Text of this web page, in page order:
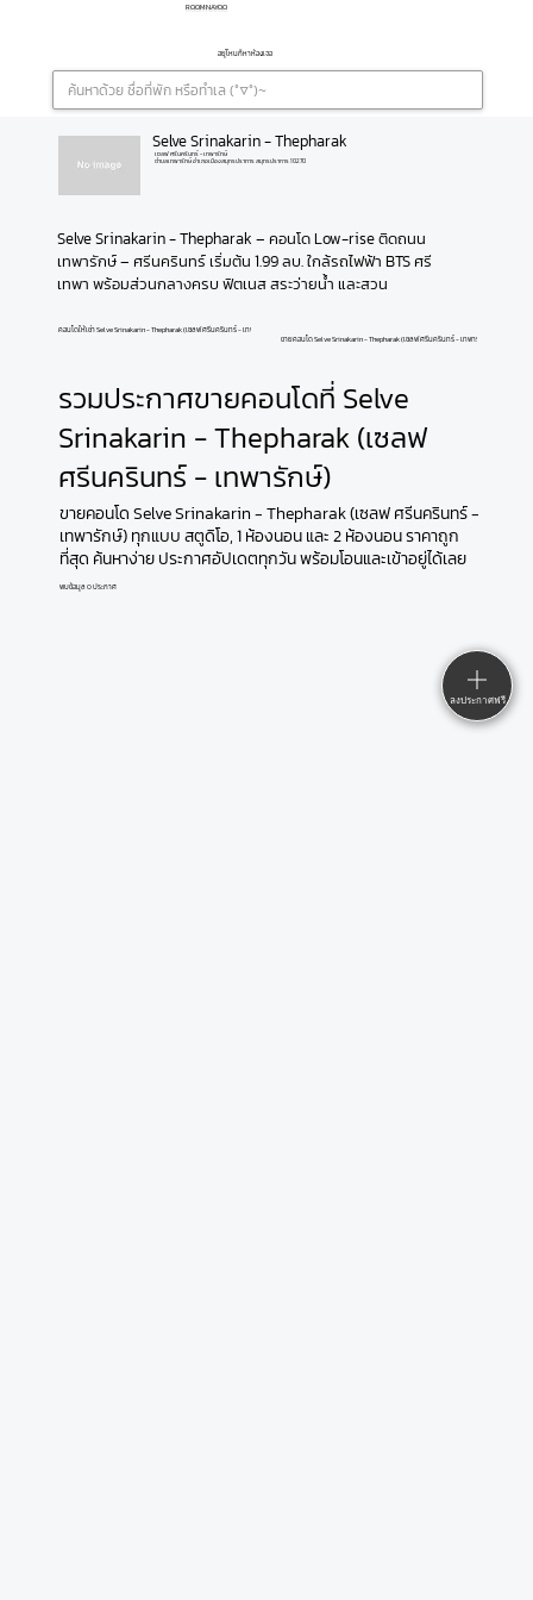
ROOMNAYOO
อยู่ไหนก็หาห้องเจอ
Selve Srinakarin - Thepharak
เซลฟ ศรีนครินทร์ - เทพารักษ์
ตำบลเทพารักษ์ อำเภอเมืองสมุทรปราการ สมุทรปราการ 10270
Selve Srinakarin - Thepharak – คอนโด Low-rise ติดถนน
เทพารักษ์ – ศรีนครินทร์ เริ่มต้น 1.99 ลบ. ใกล้รถไฟฟ้า BTS ศรี
เทพา พร้อมส่วนกลางครบ ฟิตเนส สระว่ายน้ำ และสวน
คอนโดให้เช่า Selve Srinakarin - Thepharak (เซลฟ ศรีนครินทร์ - เทพารักษ์)
ขายคอนโด Selve Srinakarin - Thepharak (เซลฟ ศรีนครินทร์ - เทพารักษ์)
รวมประกาศขายคอนโดที่ Selve
Srinakarin - Thepharak (เซลฟ
ศรีนครินทร์ - เทพารักษ์)
ขายคอนโด Selve Srinakarin - Thepharak (เซลฟ ศรีนครินทร์ -
เทพารักษ์) ทุกแบบ สตูดิโอ, 1 ห้องนอน และ 2 ห้องนอน ราคาถูก
ที่สุด ค้นหาง่าย ประกาศอัปเดตทุกวัน พร้อมโอนและเข้าอยู่ได้เลย
พบข้อมูล 0 ประกาศ
ลงประกาศฟรี